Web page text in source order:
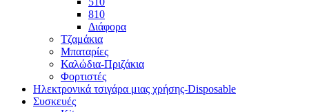
810
Διάφορα
Τζαμάκια
Μπαταρίες
Καλώδια-Πριζάκια
Φορτιστές
Ηλεκτρονικά τσιγάρα μιας χρήσης-Disposable
Συσκευές